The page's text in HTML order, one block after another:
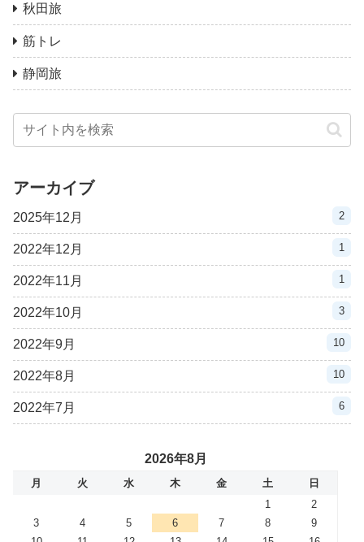
秋田旅
筋トレ
静岡旅
アーカイブ
2025年12月 2
2022年12月 1
2022年11月 1
2022年10月 3
2022年9月 10
2022年8月 10
2022年7月 6
2026年8月
月 火 水 木 金 土
日
1
2
3
4 5 6 7 8
9